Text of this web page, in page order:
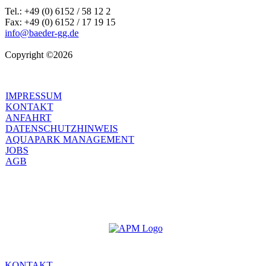
Tel.: +49 (0) 6152 / 58 12 2
Fax: +49 (0) 6152 / 17 19 15
info@baeder-gg.de
Copyright ©2026
IMPRESSUM
KONTAKT
ANFAHRT
DATENSCHUTZHINWEIS
AQUAPARK MANAGEMENT
JOBS
AGB